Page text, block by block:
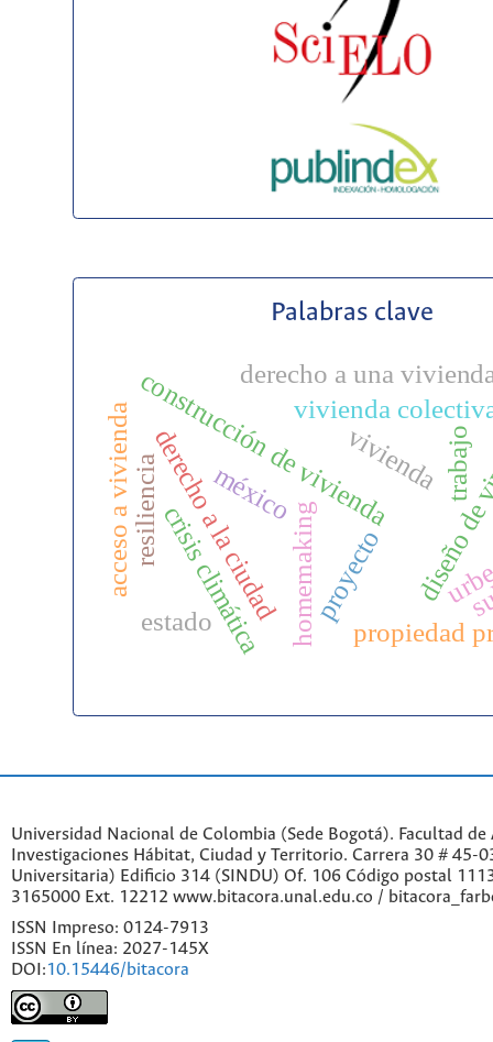
Palabras clave
construcción de vivienda
homemaking
vivienda
proyecto
derecho a una
derecho a la ciudad
crisis climática
resiliencia
acceso a vivienda
propiedad
méxico
estado
vivienda trabajo
Universidad Nacional de Colombia (Sede Bogotá). Facultad
Investigaciones Hábitat, Ciudad y Territorio. Carrera 30 # 45-
Universitaria) Edificio 314 (SINDU) Of. 106 Código postal
3165000 Ext. 12212 www.bitacora.unal.edu.co /
ISSN Impreso: 0124-7913
ISSN En línea: 2027-145X
DOI:10.15446/bitacora